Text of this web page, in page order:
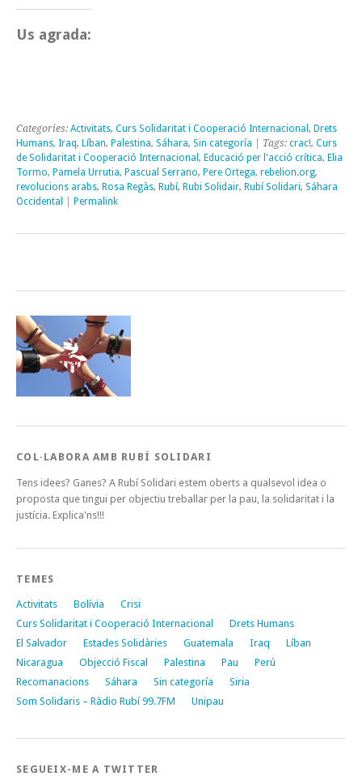
Us agrada:
Categories: Activitats, Curs Solidaritat i Cooperació Internacional , Drets
Humans, Iraq, Líban, Palestina, Sáhara, Sin categoría | Tags: crac!, Curs
de Solidaritat i Cooperació Internacional , Educació per l'acció crítica, Elia
Tormo, Pamela Urrutia, Pascual Serrano, Pere Ortega, rebelion.org,
revolucions arabs, Rosa Regàs, Rubí, Rubi Solidair, Rubí Solidari, Sáhara
Occidental
Permalink
COL·LABORA AMB RUBÍ SOLIDARI
Tens idees? Ganes? A Rubí Solidari estem oberts a qualsevol idea o
proposta que tingui per objectiu treballar per la pau, la solidaritat i la
justícia. Explica'ns!!!
TEMES
Activitats Bolívia
Crisi
Curs Solidaritat i Cooperació Internacional
Drets Humans
El Salvador
Estades Solidàries Guatemala Iraq
Líban
Nicaragua
Objecció Fiscal Palestina Pau
Perú
Recomanacions
Sáhara Sin categoría
Siria
Som Solidaris – Ràdio Rubí 99.7FM
Unipau
SEGUEIX-ME A TWITTER